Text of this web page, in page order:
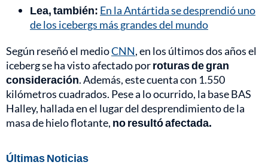
Lea, también: En la Antártida se desprendió uno
de los icebergs más grandes del mundo
Según reseñó el medioCNN, en los últimos dos años el
iceberg se ha visto afectado porroturas de gran
consideración. Además, este cuenta con 1.550
kilómetros cuadrados. Pese a lo ocurrido, la base BAS
Halley, hallada en el lugar del desprendimiento de la
masa de hielo flotante, no resultó afectada.
Últimas Noticias